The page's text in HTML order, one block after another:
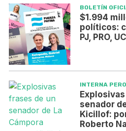
BOLETÍN
$1.994
políticos:
PJ, PRO,
INTERNA
senador
Kicillof:
Roberto